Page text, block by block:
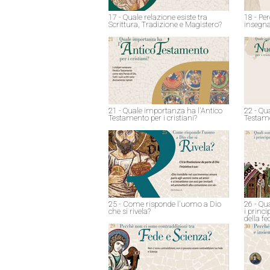
17 - Quale relazione esiste tra
Scrittura, Tradizione e Magistero?
18 -
21 - Quale importanza ha l'Antico
Testamento per i cristiani?
22 -
25 - Come risponde l'uomo a Dio
che si rivela?
26 -
i
della